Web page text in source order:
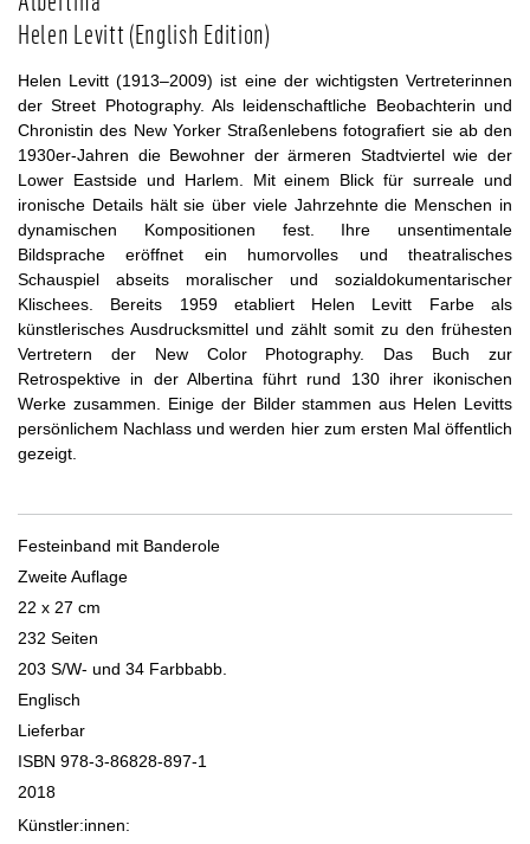
Helen Levitt (English Edition)
Helen Levitt (1913–2009) ist eine der wichtigsten Vertreterinnen
der Street Photography. Als leidenschaftliche Beobachterin und
Chronistin des New Yorker Straßenlebens fotografiert sie ab den
1930er-Jahren die Bewohner der ärmeren Stadtviertel wie der
Lower Eastside und Harlem. Mit einem Blick für surreale und
ironische Details hält sie über viele Jahrzehnte die Menschen in
dynamischen Kompositionen fest. Ihre unsentimentale
Bildsprache eröffnet ein humorvolles und theatralisches
Schauspiel abseits moralischer und sozialdokumentarischer
Klischees. Bereits 1959 etabliert Helen Levitt Farbe als
künstlerisches Ausdrucksmittel und zählt somit zu den frühesten
Vertretern der New Color Photography. Das Buch zur
Retrospektive in der Albertina führt rund 130 ihrer ikonischen
Werke zusammen. Einige der Bilder stammen aus Helen Levitts
persönlichem Nachlass und werden hier zum ersten Mal öffentlich
gezeigt.
Festeinband mit Banderole
Zweite Auflage
22 x 27 cm
232 Seiten
203 S/W- und 34 Farbbabb.
Englisch
Lieferbar
ISBN 978-3-86828-897-1
2018
Künstler:innen: